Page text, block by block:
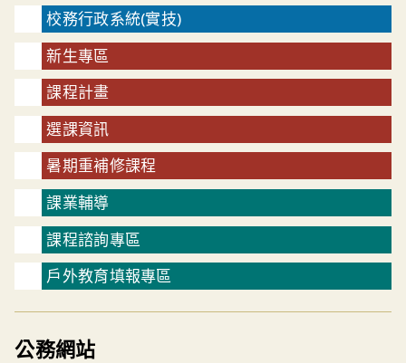
校務行政系統(實技)
新生專區
課程計畫
選課資訊
暑期重補修課程
課業輔導
課程諮詢專區
戶外教育填報專區
公務網站